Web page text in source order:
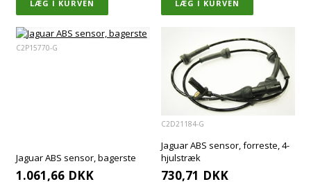
C2P15770-G
Jaguar ABS sensor, bagerste
1.061,66 DKK
C2D21184-G
Jaguar ABS sensor, forreste, 4-
hjulstræk
730,71 DKK